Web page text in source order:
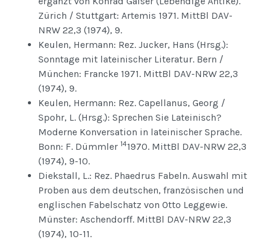
Zürich / Stuttgart: Artemis 1971. MittBl DAV-
NRW 22,3 (1974), 9.
Keulen, Hermann: Rez. Jucker, Hans (Hrsg.):
Sonntage mit lateinischer Literatur. Bern /
München: Francke 1971. MittBl DAV-NRW 22,3
(1974), 9.
Keulen, Hermann: Rez. Capellanus, Georg /
Spohr, L. (Hrsg.): Sprechen Sie Lateinisch?
Moderne Konversation in lateinischer Sprache.
Bonn: F. Dümmler 141970. MittBl DAV-NRW 22,3
(1974), 9-10.
Diekstall, L.: Rez. Phaedrus Fabeln. Auswahl mit
Proben aus dem deutschen, französischen und
englischen Fabelschatz von Otto Leggewie.
Münster: Aschendorff. MittBl DAV-NRW 22,3
(1974), 10-11.